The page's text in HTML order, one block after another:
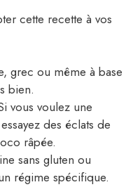
cette recette à vos
grec ou même à base
bien.
vous voulez une
des éclats de
râpée.
sans gluten ou
régime spécifique.